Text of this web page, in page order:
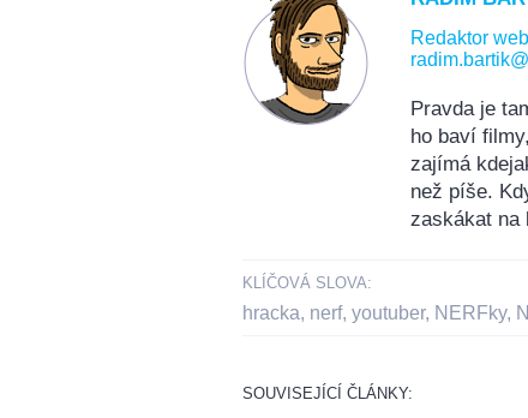
Redaktor
Pravda je
ho baví
zajímá
než píše.
zaskákat na
KLÍČOVÁ SLOVA:
hracka, nerf, youtuber, NERFky,
SOUVISEJÍCÍ ČLÁNKY: